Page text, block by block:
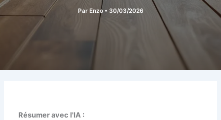
Par Enzo • 30/03/2026
Résumer avec l'IA :